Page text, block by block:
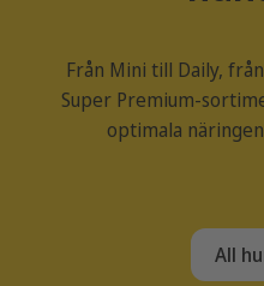
Från Mini till Daily,
Super Premium-
optimala
All